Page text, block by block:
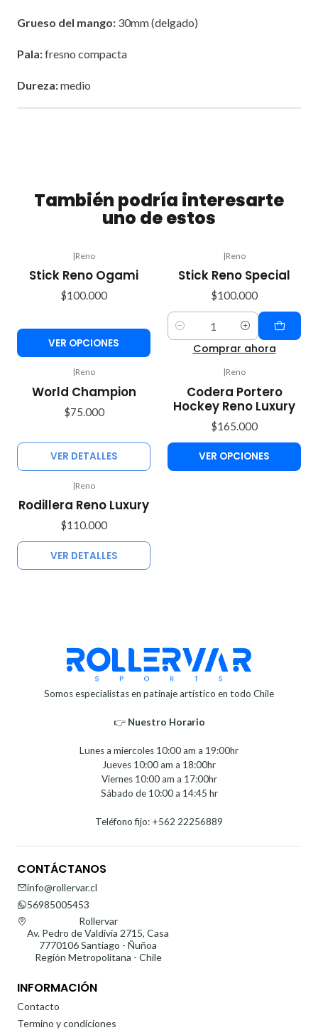
Grueso del mango: 30mm (delgado)
Pala:fresno compacta
Dureza:medio
También podría interesarte
uno de estos
|Reno
Stick Reno Ogami
$100.000
VER OPCIONES
|Reno
Stick Reno Special
$100.000
Cantidad
Comprar ahora
|Reno
World Champion
$75.000
VER DETALLES
|Reno
Codera Portero
Hockey Reno Luxury
$165.000
VER OPCIONES
|Reno
Rodillera Reno Luxury
$110.000
VER DETALLES
Somos especialistas en patinaje artístico en todo Chile
👉 Nuestro Horario⁣⁣
Lunes a miercoles 10:00 am a 19:00hr
Jueves 10:00 am a 18:00hr
Viernes 10:00 am a 17:00hr
Sábado de 10:00 a 14:45 hr
Teléfono fijo: +562 22256889
CONTÁCTANOS
info@rollervar.cl
56985005453
Rollervar
Av. Pedro de Valdivia 2715, Casa
7770106 Santiago - Ñuñoa
Región Metropolitana - Chile
INFORMACIÓN
Contacto
Termino y condiciones